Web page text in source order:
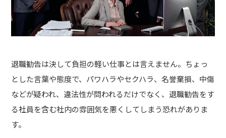
退職勧告は決して負担の軽い仕事とは言えません。ちょっ
とした言葉や態度で、パワハラやセクハラ、名誉棄損、中傷
などが疑われ、違法性が問われるだけでなく、退職勧告をす
る社員を含む社内の雰囲気を悪くしてしまう恐れがありま
す。